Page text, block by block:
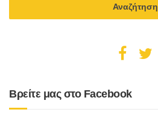
Βρείτε μας στο Facebook